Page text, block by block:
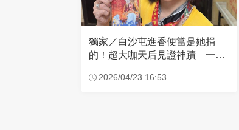
獨家／白沙屯進香便當是她捐
的！超大咖天后見證神蹟 一靠
2026/04/23 16:53